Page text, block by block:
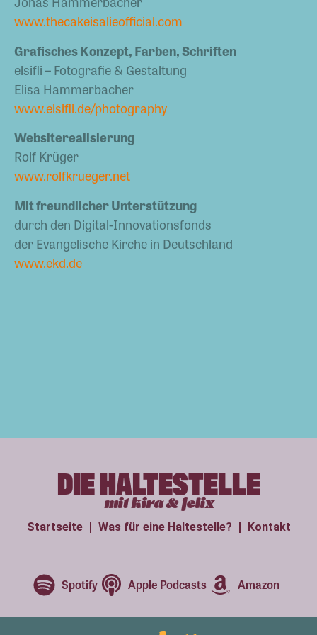
www.thecakeisalieofficial.com
Grafisches Konzept, Farben, Schriften
elsifli – Fotografie & Gestaltung
Elisa Hammerbacher
www.elsifli.de/photography
Websiterealisierung
Rolf Krüger
www.rolfkrueger.net
Mit freundlicher Unterstützung
durch den Digital-Innovationsfonds
der Evangelische Kirche in Deutschland
www.ekd.de
DIE HALTESTELLE
mit kira & felix
Startseite Was für eine Haltestelle? Kontakt
Spotify Apple Podcasts Amazon